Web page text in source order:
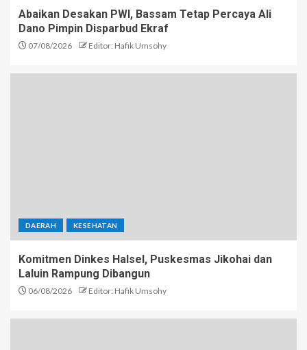
Abaikan Desakan PWI, Bassam Tetap Percaya Ali
Dano Pimpin Disparbud Ekraf
07/08/2026 Editor: Hafik Umsohy
DAERAH KESEHATAN
Komitmen Dinkes Halsel, Puskesmas Jikohai dan
Laluin Rampung Dibangun
06/08/2026 Editor: Hafik Umsohy